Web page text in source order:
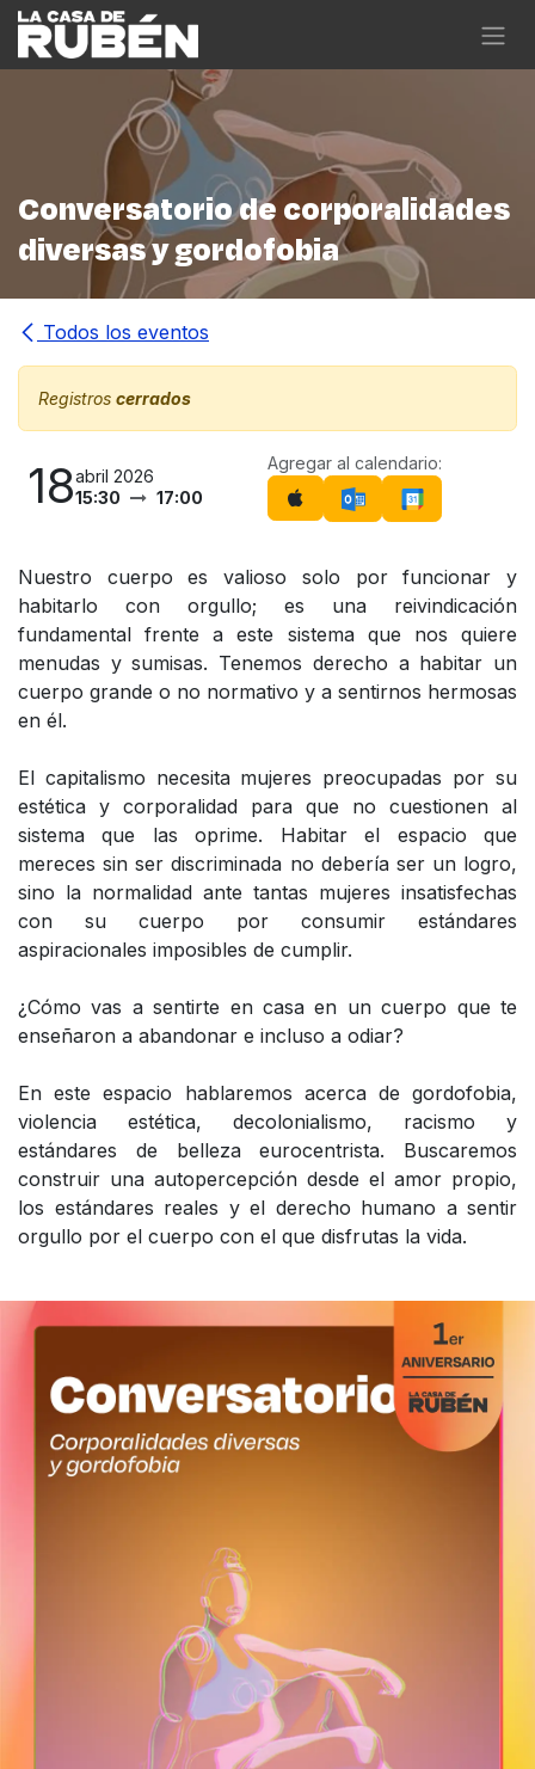
Ir al contenido
Conversatorio de corporalidades
diversas y gordofobia
Todos los eventos
Registros cerrados
18abril 2026
15:30
17:00
Agregar al calendario:
Nuestro cuerpo es valioso solo por funcionar y
habitarlo con orgullo; es una reivindicación
fundamental frente a este sistema que nos quiere
menudas y sumisas. Tenemos derecho a habitar un
cuerpo grande o no normativo y a sentirnos hermosas
en él.
El capitalismo necesita mujeres preocupadas por su
estética y corporalidad para que no cuestionen al
sistema que las oprime. Habitar el espacio que
mereces sin ser discriminada no debería ser un logro,
sino la normalidad ante tantas mujeres insatisfechas
con su cuerpo por consumir estándares
aspiracionales imposibles de cumplir.
¿Cómo vas a sentirte en casa en un cuerpo que te
enseñaron a abandonar e incluso a odiar?
En este espacio hablaremos acerca de gordofobia,
violencia estética, decolonialismo, racismo y
estándares de belleza eurocentrista. Buscaremos
construir una autopercepción desde el amor propio,
los estándares reales y el derecho humano a sentir
orgullo por el cuerpo con el que disfrutas la vida.